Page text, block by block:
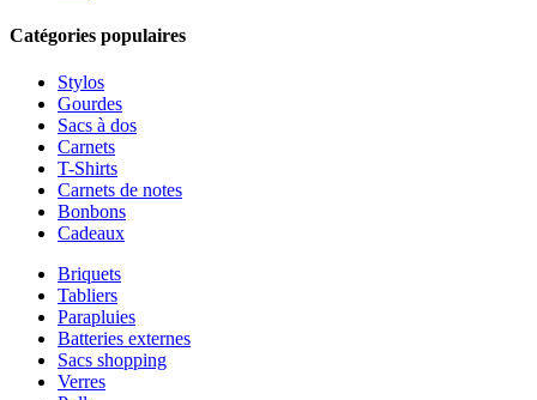
Catégories populaires
Stylos
Gourdes
Sacs à dos
Carnets
T-Shirts
Carnets de notes
Bonbons
Cadeaux
Briquets
Tabliers
Parapluies
Batteries externes
Sacs shopping
Verres